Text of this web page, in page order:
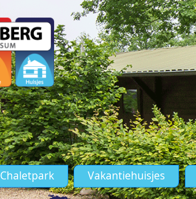
Chaletpark Vakantiehuisjes